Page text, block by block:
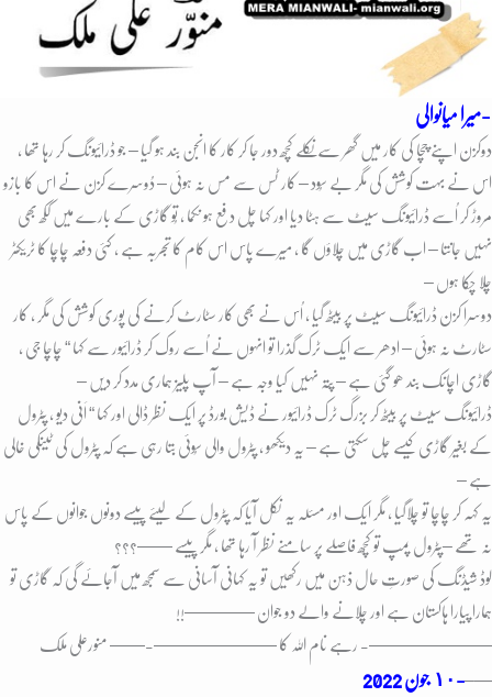
میرا میانوالی-
دوکزن اپنے چچا کی کار میں گھر سے نکلے کچھ دور جا کر کار کا انجن بند ہو گیا – جو ڈرائیونگ کر رہا تھا ،
اس نے بہت کوشش کی مگر بے سُود – کار ٹس سے مس نہ ہوئی – دُوسرے کزن نے اس کا بازو
مروڑ کر اُسے ڈرائیونگ سیٹ سے ہٹا دیا اور کہا چل دفع ہو نکما ، تُو گاڑی کے بارے میں ککھ بھی
نہیں جانتا – اب گاڑی میں چلاؤں گا ، میرے پاس اس کام کا تجربہ ہے ، کئی دفعہ چاچا کا ٹریکٹر
چلا چُکا ہوں –
دوسرا کزن ڈرائیونگ سیٹ پر بیٹھ گیا ، اُس نے بھی کار سٹارٹ کرنے کی پوری کوشش کی مگر ، کار
سٹارٹ نہ ہوئی – ادھر سے ایک ٹرک گذرا تو انہوں نے اُسے روک کر ڈرائیور سے کہا “ چاچا جی ،
گاڑی اچانک بند ھو گئی ہے – پتہ نہیں کیا وجہ ہے – آپ پلیز ہماری مدد کر دیں –
ڈرائیونگ سیٹ پر بیٹھ کر بزرگ ٹرک ڈرائیور نے ڈیش بورڈ پر ایک نظر ڈالی اور کہا “ اَنی دیو ، پٹرول
کے بغیر گاڑی کیسے چل سکتی ہے – یہ دیکھو ، پٹرول والی سُوئی بتا رہی ہے کہ پٹرول کی ٹینکی خالی
ہے –
یہ کہہ کر چاچا تو چلاگیا ، مگر ایک اور مسئلہ یہ نکل آیا کہ پٹرول کے لیئے پیسے دونوں جوانوں کے پاس
نہ تھے –پٹرول پمپ تو کُچھ فاصلے پر سامنے نظر آ رہا تھا ، مگر پیسے ——؟؟؟
لوڈ شیڈنگ کی صورتِ حال ذہن میں رکھیں تو یہ کہانی آسانی سے سمجھ میں آجائے گی کہ گاڑی تو
ہمارا پیارا ہاکستان ہے اور چلانے والے دو جوان ————!!
———————- رہے نام اللہ کا ———————-—— منورعلی ملک
—–-١٠ جون 2022